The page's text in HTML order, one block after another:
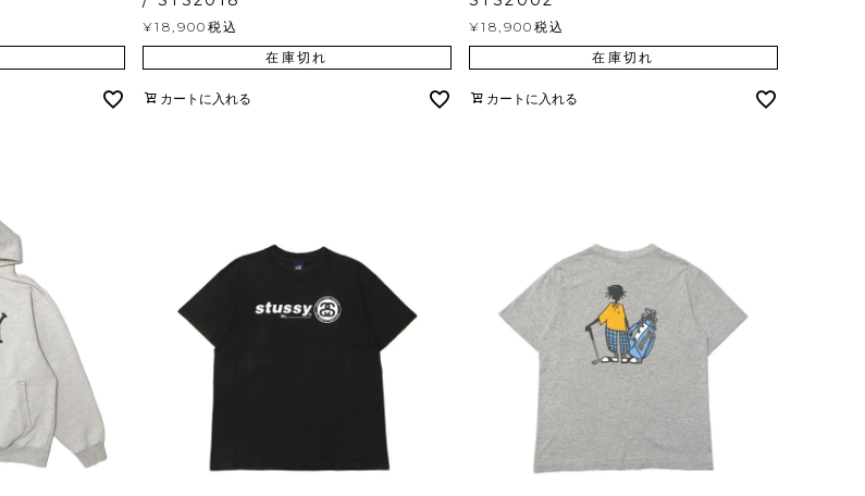
¥18,900 税込
在庫切れ
カートに入れる
¥18,900 税込
在庫切れ
カートに入れる